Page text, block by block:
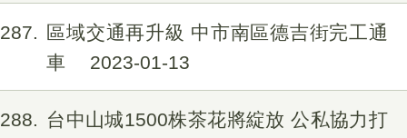
區域交通再升級 中市南區德吉街完工通
車
2023-01-13
台中山城1500株茶花將綻放 公私協力打